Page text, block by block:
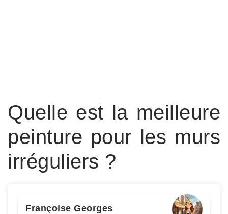
Quelle est la meilleure
peinture pour les murs
irréguliers ?
Françoise Georges